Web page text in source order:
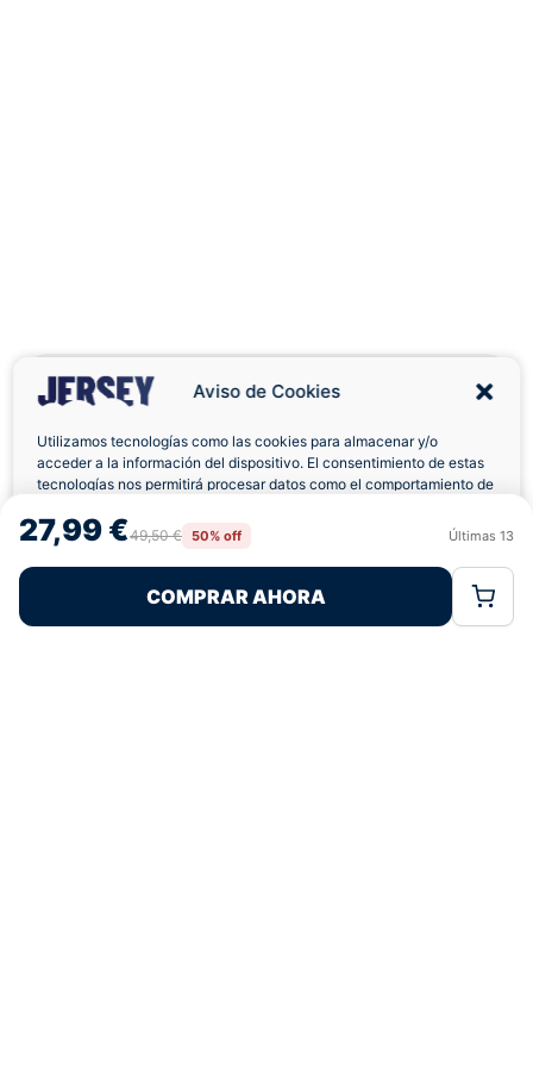
Aviso de Cookies
Utilizamos tecnologías como las cookies para almacenar y/o
acceder a la información del dispositivo. El consentimiento de estas
tecnologías nos permitirá procesar datos como el comportamiento de
retirar el consentimiento, puede afectar negativamente a ciertas
características y funciones.
Rechazar
Política de CookiesPolítica de Privacidad
27,99 €49,50 € 50% off Últimas 13
COMPRAR AHORA
Envíos a Domicilio Devolución 7 Días
Pagos 100% Seguros Ofertas Sin Límites